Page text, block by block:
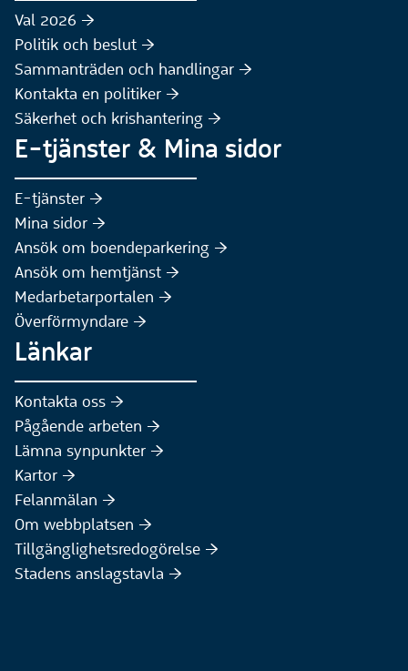
Val 2026 :höger:
Politik och beslut :höger:
Sammanträden och handlingar :höger:
Kontakta en politiker :höger:
Säkerhet och krishantering :höger:
E-tjänster & Mina sidor
E-tjänster :höger:
Mina sidor :höger:
Ansök om boendeparkering :höger:
Ansök om hemtjänst :höger:
Medarbetarportalen :höger:
Överförmyndare :höger:
Länkar
Kontakta oss :höger:
Pågående arbeten :höger:
Lämna synpunkter :höger:
Kartor :höger:
Felanmälan :höger:
Om webbplatsen :höger:
Tillgänglighetsredogörelse :höger:
Stadens anslagstavla :höger: